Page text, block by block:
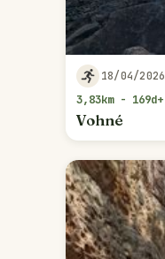
18/04/2026
3,83km - 169d+
Vohné